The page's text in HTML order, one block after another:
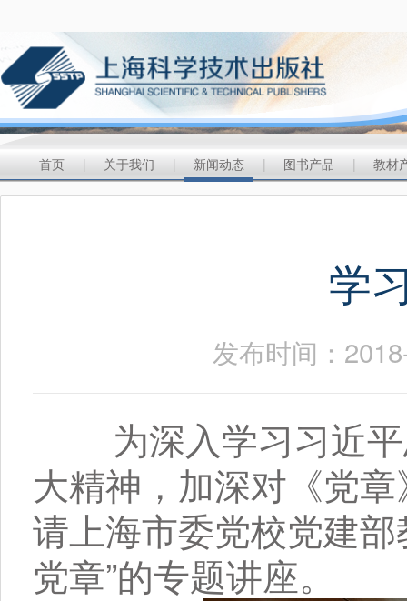
首页 | 关于我们 | 新闻动态 | 图书产品 | 教材
学
发布时间：
为深入学习习近平
大精神，加深对《党
请上海市委党校党建
党章”的专题讲座。